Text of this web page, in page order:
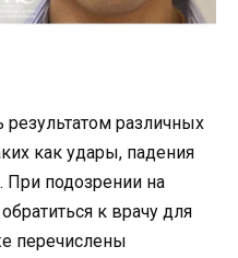
различных
как удары, падения
При подозрении на
к врачу для
перечислены